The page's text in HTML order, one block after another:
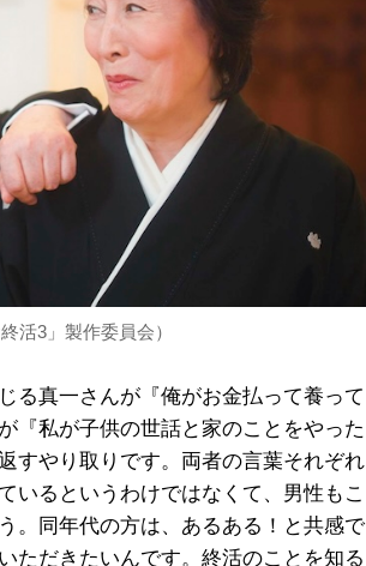
活3」製作委員会）
る真一さんが『俺がお金払って養って
『私が子供の世話と家のことをやった
すやり取りです。両者の言葉それぞれ
いるというわけではなくて、男性もこ
。同年代の方は、あるある！と共感で
ただきたいんです。終活のことを知る